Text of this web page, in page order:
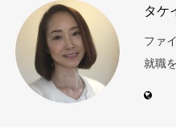
タケ
ファ
就職